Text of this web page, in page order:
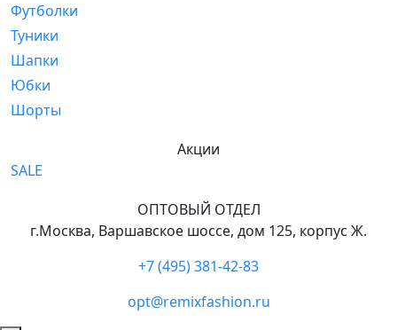
Футболки
Туники
Шапки
Юбки
Шорты
Акции
SALE
ОПТОВЫЙ ОТДЕЛ
г.Москва, Варшавское шоссе, дом 125, корпус Ж.
+7 (495) 381-42-83
opt@remixfashion.ru